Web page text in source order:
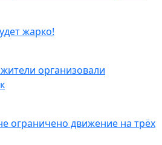
жарко!
организовали
ограничено движение на трёх